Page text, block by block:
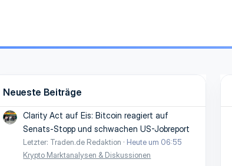
Neueste Beiträge
Clarity Act auf Eis: Bitcoin reagiert auf
Senats-Stopp und schwachen US-Jobreport
Letzter: Traden.de Redaktion
Heute um 06:55
Krypto Marktanalysen & Diskussionen